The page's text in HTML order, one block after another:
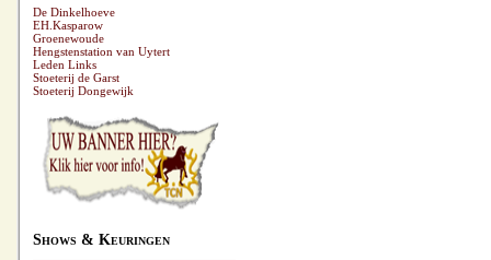
De Dinkelhoeve
EH.Kasparow
Groenewoude
Hengstenstation van Uytert
Leden Links
Stoeterij de Garst
Stoeterij Dongewijk
Shows & Keuringen